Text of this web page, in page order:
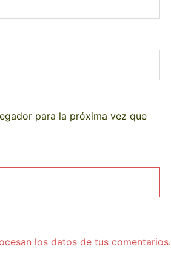
para la próxima vez que
los datos de tus comentarios.